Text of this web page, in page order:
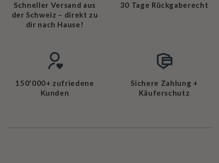
Schneller Versand aus
der Schweiz – direkt zu
dir nach Hause!
30 Tage Rückgaberecht
150'000+ zufriedene
Kunden
Sichere Zahlung +
Käuferschutz